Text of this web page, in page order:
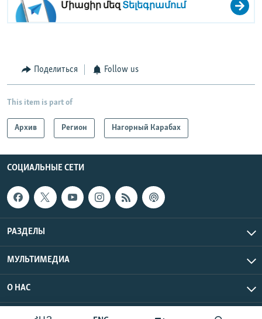
Միացիր մեզ Տելեգրամում
Поделиться Follow us
This item is part of
Архив Регион Нагорный Карабах
СОЦИАЛЬНЫЕ СЕТИ
РАЗДЕЛЫ
МУЛЬТИМЕДИА
О НАС